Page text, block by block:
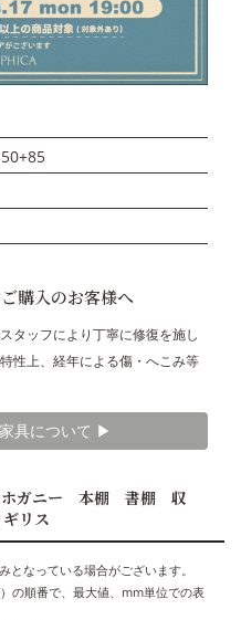
購入のお客様へ
タッフにより丁寧に修復を施し
性上、経年による傷・へこみ等
具について ▶︎
ホガニー 本棚 書棚 収
リス
となっている場合がございます。
の順番で、最大値、mm単位での表